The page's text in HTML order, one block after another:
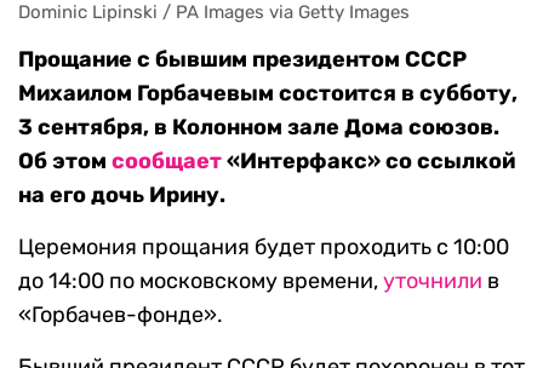
Dominic Lipinski / PA Images via Getty Images
Прощание с бывшим президентом СССР
Михаилом Горбачевым состоится в субботу,
3 сентября, в Колонном зале Дома союзов.
Об этом сообщает«Интерфакс» со ссылкой
на его дочь Ирину.
Церемония прощания будет проходить с 10:00
до 14:00 по московскому времени,уточнили в
«Горбачев-фонде».